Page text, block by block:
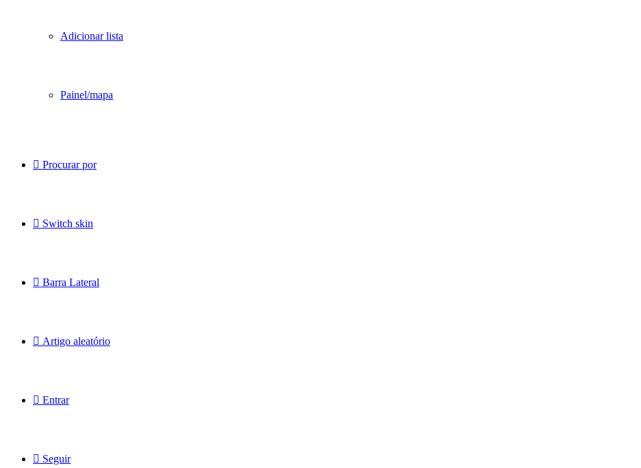
Adicionar lista
Painel/mapa
Procurar por
Switch skin
Barra Lateral
Artigo aleatório
Entrar
Seguir